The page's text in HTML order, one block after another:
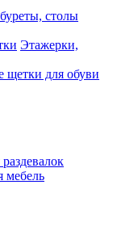
столы
Этажерки,
щетки для обуви
мебель